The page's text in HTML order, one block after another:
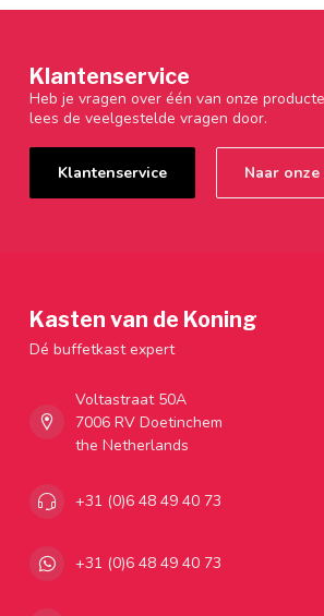
Klantenservice
Heb je vragen over één van onze
lees de veelgestelde vragen door.
Klantenservice Naar
Kasten van de Koning
Dé buffetkast expert
Voltastraat 50A
7006 RV Doetinchem
the Netherlands
+31 (0)6 48 49 40 73
+31 (0)6 48 49 40 73